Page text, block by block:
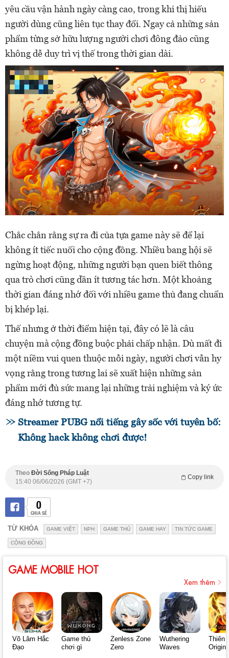
yêu cầu vận hành ngày càng cao, trong khi thị hiếu
người dùng cũng liên tục thay đổi. Ngay cả những sản
phẩm từng sở hữu lượng người chơi đông đảo cũng
không dễ duy trì vị thế trong thời gian dài.
Chắc chắn rằng sự ra đi của tựa game này sẽ để lại
không ít tiếc nuối cho cộng đồng. Nhiều bang hội sẽ
ngừng hoạt động, những người bạn quen biết thông
qua trò chơi cũng dần ít tương tác hơn. Một khoảng
thời gian đáng nhớ đối với nhiều game thủ đang chuẩn
bị khép lại.
Thế nhưng ở thời điểm hiện tại, đây có lẽ là câu
chuyện mà cộng đồng buộc phải chấp nhận. Dù mất đi
một niềm vui quen thuộc mỗi ngày, người chơi vẫn hy
vọng rằng trong tương lai sẽ xuất hiện những sản
phẩm mới đủ sức mang lại những trải nghiệm và ký ức
đáng nhớ tương tự.
Streamer PUBG nổi tiếng gây sốc với tuyên bố:
Không hack không chơi được!
Theo Đời Sống Pháp Luật
Copy link
15:40 06/06/2026 (GMT +7)
0
CHIA SẺ
TỪ KHÓA GAME VIỆT NPH GAME THỦ GAME HAY TIN TỨC GAME
CỘNG ĐỒNG
GAME MOBILE HOT
Xem thêm
Võ Lâm Hắc
Đạo
Game thủ
chơi gì
Zenless Zone
Zero
Wuthering
Waves
Thiên
Origin